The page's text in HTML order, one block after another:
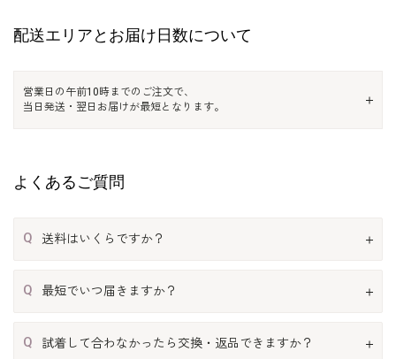
配送エリアとお届け日数について
営業日の午前10時までのご注文で、
当日発送・翌日お届けが最短となります。
よくあるご質問
Q 送料はいくらですか？
Q 最短でいつ届きますか？
Q 試着して合わなかったら交換・返品できますか？